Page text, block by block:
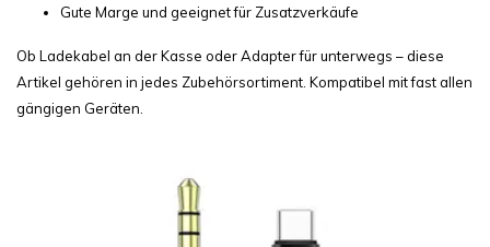
Gute Marge und geeignet für Zusatzverkäufe
Ob Ladekabel an der Kasse oder Adapter für unterwegs – diese
Artikel gehören in jedes Zubehörsortiment. Kompatibel mit fast allen
gängigen Geräten.